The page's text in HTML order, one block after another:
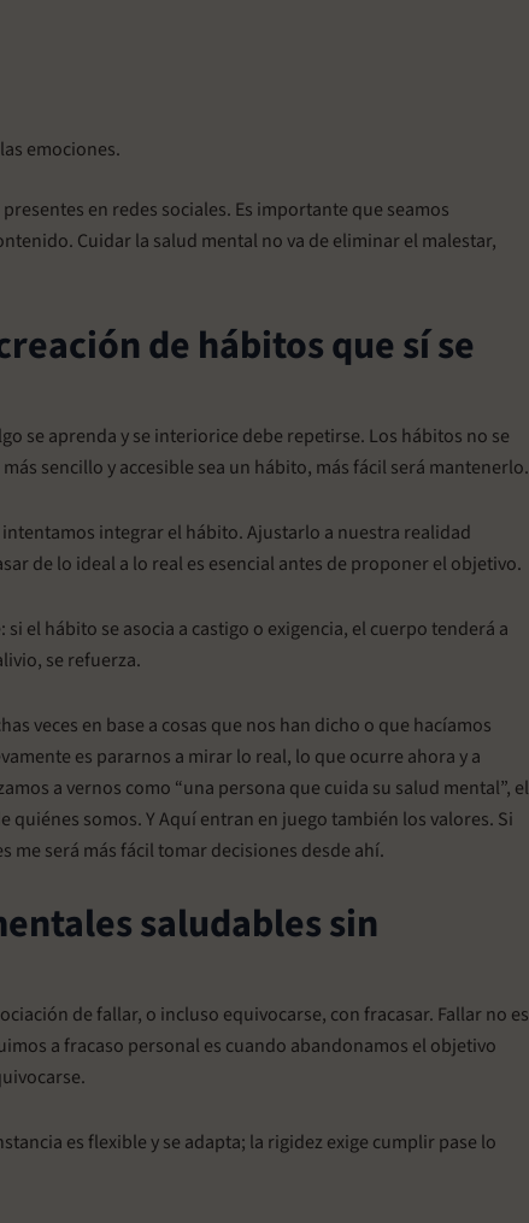
emociones.
en redes sociales. Es importante que seamos
Cuidar la salud mental no va de eliminar el malestar,
de hábitos que sí se
se aprenda y se interiorice debe repetirse. Los hábitos no se
más sencillo y accesible sea un hábito, más fácil será mantenerlo.
integrar el hábito. Ajustarlo a nuestra realidad
de lo ideal a lo real es esencial antes de proponer el objetivo.
el hábito se asocia a castigo o exigencia, el cuerpo tenderá a
se refuerza.
veces en base a cosas que nos han dicho o que hacíamos
es pararnos a mirar lo real, lo que ocurre ahora y a
a vernos como “una persona que cuida su salud mental”, el
somos. Y Aquí entran en juego también los valores. Si
será más fácil tomar decisiones desde ahí.
saludables sin
de fallar, o incluso equivocarse, con fracasar. Fallar no es
a fracaso personal es cuando abandonamos el objetivo
es flexible y se adapta; la rigidez exige cumplir pase lo